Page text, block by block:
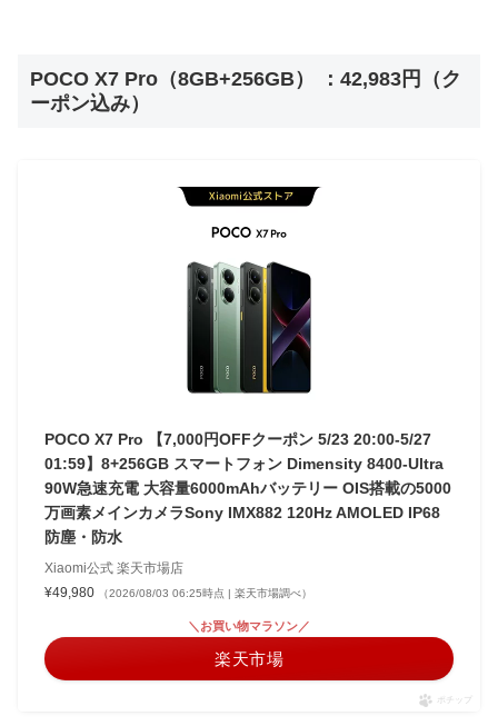
POCO X7 Pro（8GB+256GB） ：42,983円（ク
ーポン込み）
POCO X7 Pro 【7,000円OFFクーポン 5/23 20:00-5/27
01:59】8+256GB スマートフォン Dimensity 8400-Ultra
90W急速充電 大容量6000mAhバッテリー OIS搭載の5000
万画素メインカメラSony IMX882 120Hz AMOLED IP68
防塵・防水
Xiaomi公式 楽天市場店
¥49,980
（2026/08/03 06:25時点 | 楽天市場調べ）
＼お買い物マラソン／
楽天市場
ポチップ